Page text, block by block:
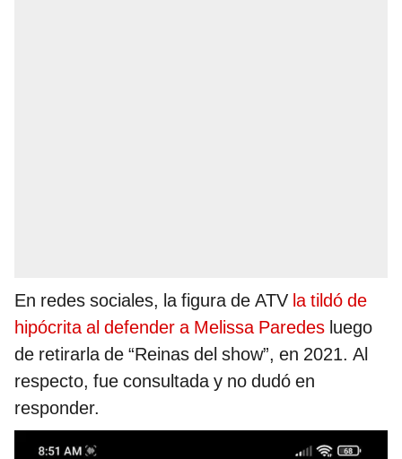
En redes sociales, la figura de ATV la tildó de
hipócrita al defender a Melissa Paredes luego
de retirarla de “Reinas del show”, en 2021. Al
respecto, fue consultada y no dudó en
responder.